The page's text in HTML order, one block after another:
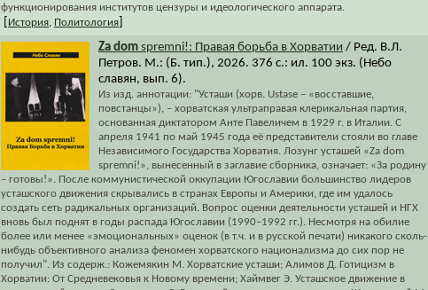
функционирования институтов цензуры и идеологического аппарата.
История, Политология
Za dom spremni!: Правая борьба в Хорватии / Ред. В.Л.
Петров. М.: (Б. тип.), 2026. 376 с.: ил. 100 экз. (Небо
славян, вып. 6).
Из изд. аннотации: "Усташи (хорв. Ustase – «восставшие,
повстанцы»), – хорватская ультраправая клерикальная партия,
основанная диктатором Анте Павеличем в 1929 г. в Италии. С
апреля 1941 по май 1945 года её представители стояли во главе
Независимого Государства Хорватия. Лозунг усташей «Za dom
spremni!», вынесенный в заглавие сборника, означает: «За родину
– готовы!». После коммунистической оккупации Югославии большинство лидеров
усташского движения скрывались в странах Европы и Америки, где им удалось
создать сеть радикальных организаций. Вопрос оценки деятельности усташей и НГХ
вновь был поднят в годы распада Югославии (1990–1992 гг.). Несмотря на обилие
более или менее «эмоциональных» оценок (в т.ч. и в русской печати) никакого сколь-
нибудь объективного анализа феномен хорватского национализма до сих пор не
получил". Из содерж.: Кожемякин М. Хорватские усташи; Алимов Д. Готицизм в
Хорватии: От Средневековья к Новому времени; Хаймвег Э. Усташское движение в